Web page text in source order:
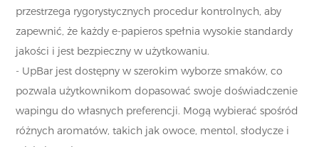
przestrzega rygorystycznych procedur kontrolnych, aby
zapewnić, że każdy e-papieros spełnia wysokie standardy
jakości i jest bezpieczny w użytkowaniu.
- UpBar jest dostępny w szerokim wyborze smaków, co
pozwala użytkownikom dopasować swoje doświadczenie
wapingu do własnych preferencji. Mogą wybierać spośród
różnych aromatów, takich jak owoce, mentol, słodycze i